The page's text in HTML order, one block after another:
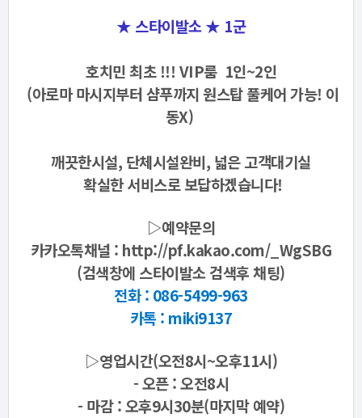
★ 스타이발소 ★ 1군
호치민 최초 !!! VIP룸 1인~2인
(아로마 마시지부터 샴푸까지 원스탑 풀케어 가능! 이
동X)
깨끗한시설, 단체시설완비, 넓은 고객대기실
확실한 서비스로 보답하겠습니다!
▷예약문의
카카오톡채널 : http://pf.kakao.com/_WgSBG
(검색창에 스타이발소 검색후 채팅)
전화 : 086-5499-963
카톡 : miki9137
▷영업시간(오전8시~오후11시)
- 오픈 : 오전8시
- 마감 : 오후9시30분(마지막 예약)